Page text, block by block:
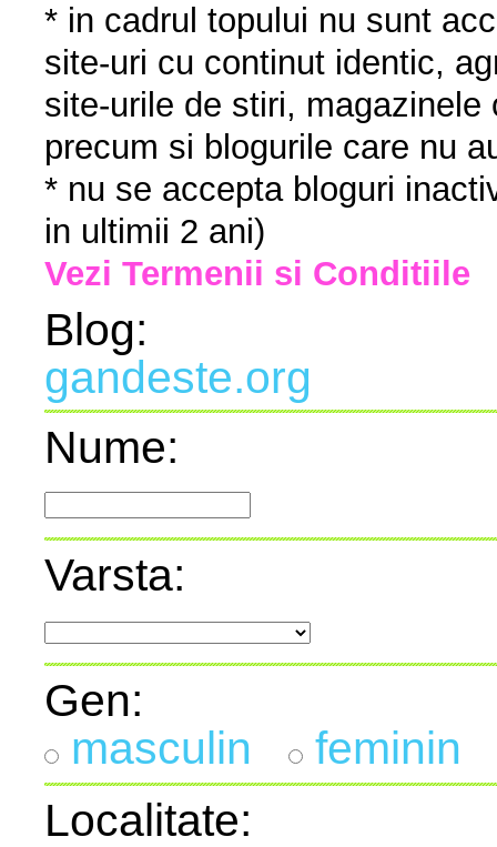
* in cadrul topului nu sunt
site-uri cu continut identic,
site-urile de stiri,
precum si blogurile care nu
* nu se accepta bloguri
in ultimii 2 ani)
Vezi Termenii si Conditiile
Blog:
gandeste.org
Nume:
Varsta:
Gen:
masculin
feminin
Localitate: